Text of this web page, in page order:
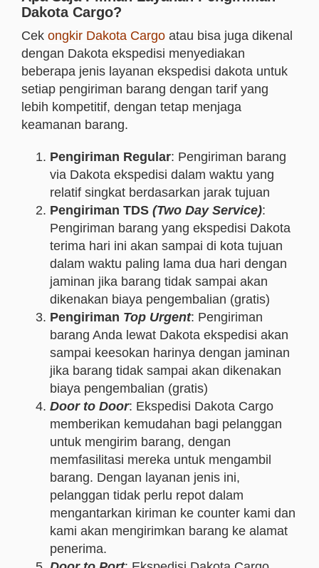
Dakota Cargo?
Cek ongkir Dakota Cargo atau bisa juga dikenal
dengan Dakota ekspedisi menyediakan
beberapa jenis layanan ekspedisi dakota untuk
setiap pengiriman barang dengan tarif yang
lebih kompetitif, dengan tetap menjaga
keamanan barang.
Pengiriman Regular: Pengiriman barang
via Dakota ekspedisi dalam waktu yang
relatif singkat berdasarkan jarak tujuan
Pengiriman TDS (Two Day Service):
Pengiriman barang yang ekspedisi Dakota
terima hari ini akan sampai di kota tujuan
dalam waktu paling lama dua hari dengan
jaminan jika barang tidak sampai akan
dikenakan biaya pengembalian (gratis)
Pengiriman Top Urgent: Pengiriman
barang Anda lewat Dakota ekspedisi akan
sampai keesokan harinya dengan jaminan
jika barang tidak sampai akan dikenakan
biaya pengembalian (gratis)
Door to Door: Ekspedisi Dakota Cargo
memberikan kemudahan bagi pelanggan
untuk mengirim barang, dengan
memfasilitasi mereka untuk mengambil
barang. Dengan layanan jenis ini,
pelanggan tidak perlu repot dalam
mengantarkan kiriman ke counter kami dan
kami akan mengirimkan barang ke alamat
penerima.